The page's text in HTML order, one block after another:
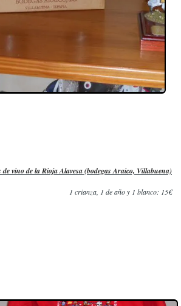
de vino de la Rioja Alavesa (bodegas Araico, Villabuena)
1 crianza, 1 de año y 1 blanco: 15€